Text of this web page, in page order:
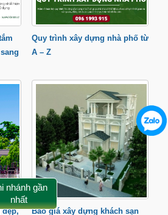
Quy trình xây dựng nhà phố từ
A – Z
đẹp, Báo giá xây dựng khách sạn
nhánh gần
nhất